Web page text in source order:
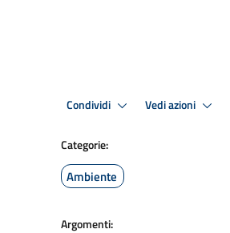
Condividi Vedi azioni
Categorie:
Ambiente
Argomenti: